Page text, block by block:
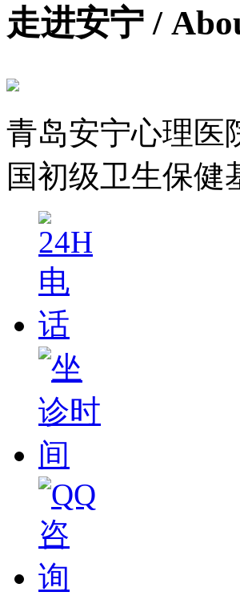
走进安宁 /
青岛安宁心理医
国初级卫生保